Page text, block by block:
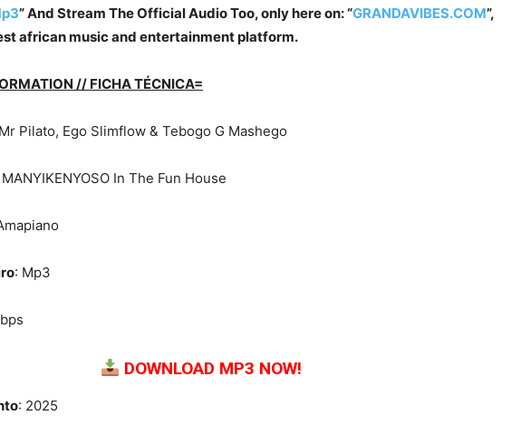
” And Stream The Official Audio Too, only here on: “GRANDAVIBES.COM”,
african music and entertainment platform.
// FICHA TÉCNICA=
Pilato, Ego Slimflow & Tebogo G Mashego
MANYIKENYOSO In The Fun House
: Mp3
DOWNLOAD MP3 NOW!
: 2025